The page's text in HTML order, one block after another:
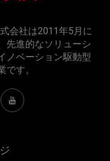
会社は2011年5月に
先進的なソリューシ
ノベーション駆動型
す。